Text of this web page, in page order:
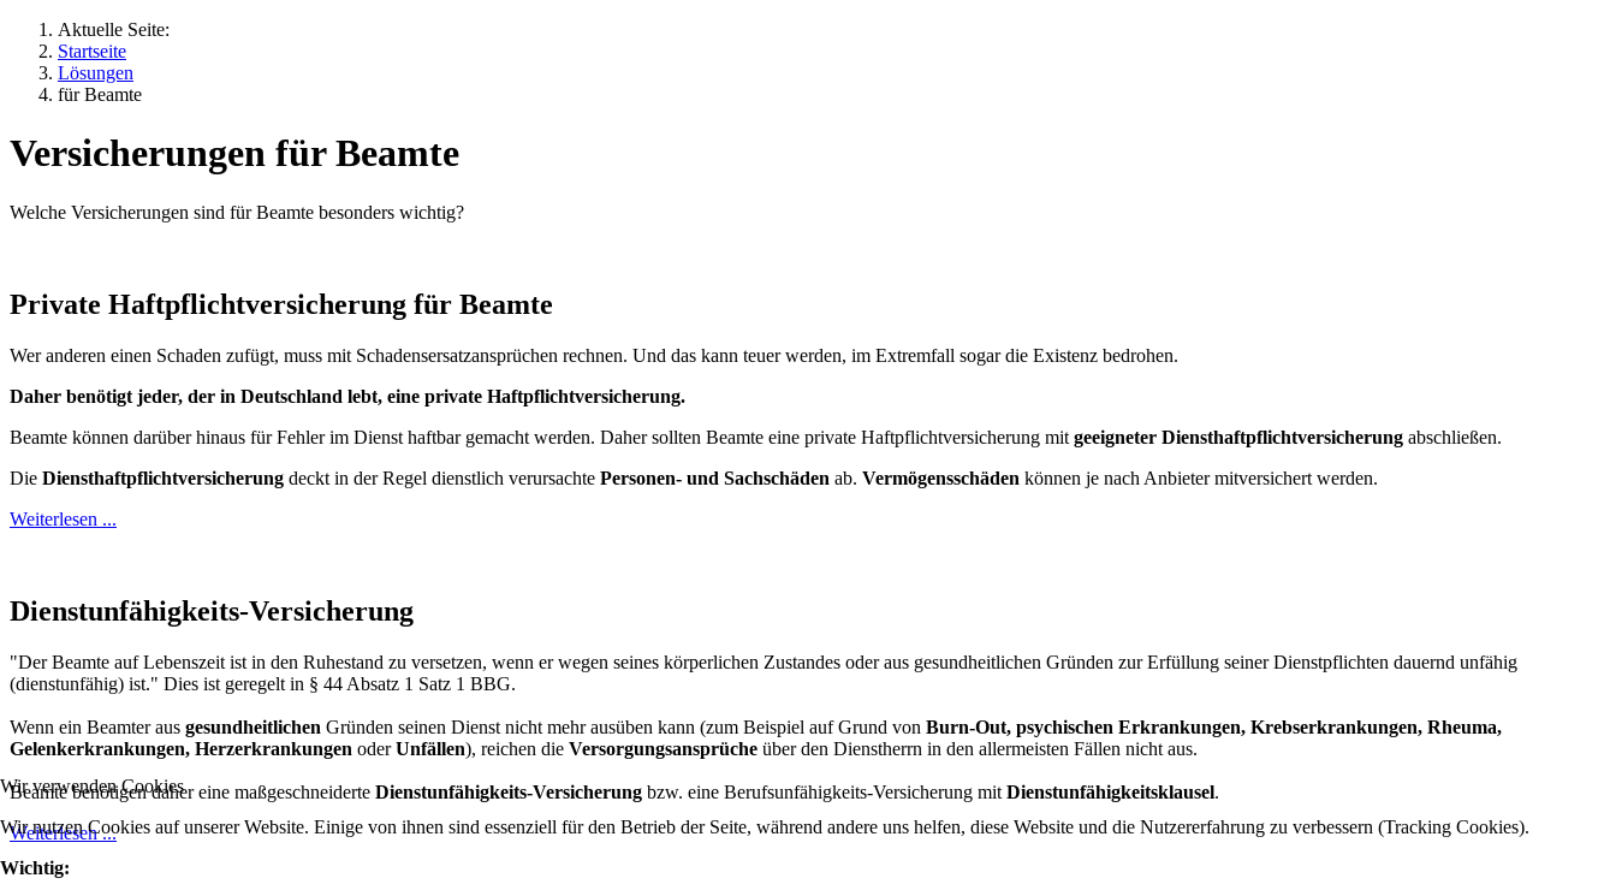
Aktuelle Seite:
Startseite
Lösungen
für Beamte
Versicherungen für Beamte
Welche Versicherungen sind für Beamte besonders wichtig?
Private Haftpflichtversicherung für Beamte
Wer anderen einen Schaden zufügt, muss mit Schadensersatzansprüchen rechnen. Und das kann teuer werden, im Extremfall sogar die Existenz bedrohen.
Daher benötigt jeder, der in Deutschland lebt, eine private Haftpflichtversicherung.
Beamte können darüber hinaus für Fehler im Dienst haftbar gemacht werden. Daher sollten Beamte eine private Haftpflichtversicherung mit geeigneter Diensthaftpflichtversicherung abschließen.
Die Diensthaftpflichtversicherung deckt in der Regel dienstlich verursachte Personen- und Sachschäden ab. Vermögensschäden können je nach Anbieter mitversichert werden.
Weiterlesen ...
Dienstunfähigkeits-Versicherung
"Der Beamte auf Lebenszeit ist in den Ruhestand zu versetzen, wenn er wegen seines körperlichen Zustandes oder aus gesundheitlichen Gründen zur Erfüllung seiner Dienstpflichten dauernd unfähig
(dienstunfähig) ist." Dies ist geregelt in § 44 Absatz 1 Satz 1 BBG.
Wenn ein Beamter aus gesundheitlichen Gründen seinen Dienst nicht mehr ausüben kann (zum Beispiel auf Grund von Burn-Out, psychischen Erkrankungen, Krebserkrankungen, Rheuma,
Gelenkerkrankungen, Herzerkrankungen oderUnfällen), reichen die Versorgungsansprüche über den Dienstherrn in den allermeisten Fällen nicht aus.
Beamte benötigen daher eine maßgeschneiderte Dienstunfähigkeits-Versicherung bzw. eine Berufsunfähigkeits-Versicherung mit Dienstunfähigkeitsklausel.
Weiterlesen ...
Wir verwenden Cookies
Wir nutzen Cookies auf unserer Website. Einige von ihnen sind essenziell für den Betrieb der Seite, während andere uns helfen, diese Website und die Nutzererfahrung zu verbessern (Tracking Cookies).
Wichtig: